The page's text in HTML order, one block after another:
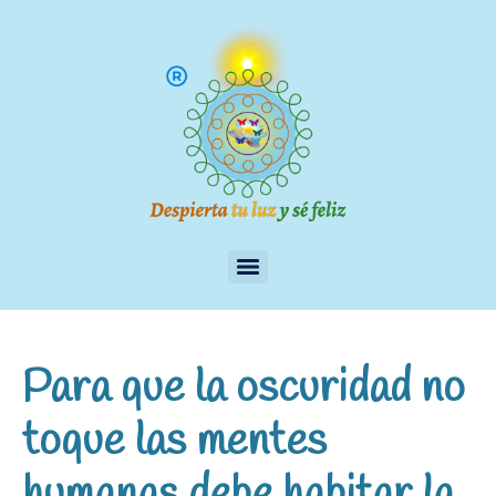
Para que la oscuridad no
toque las mentes